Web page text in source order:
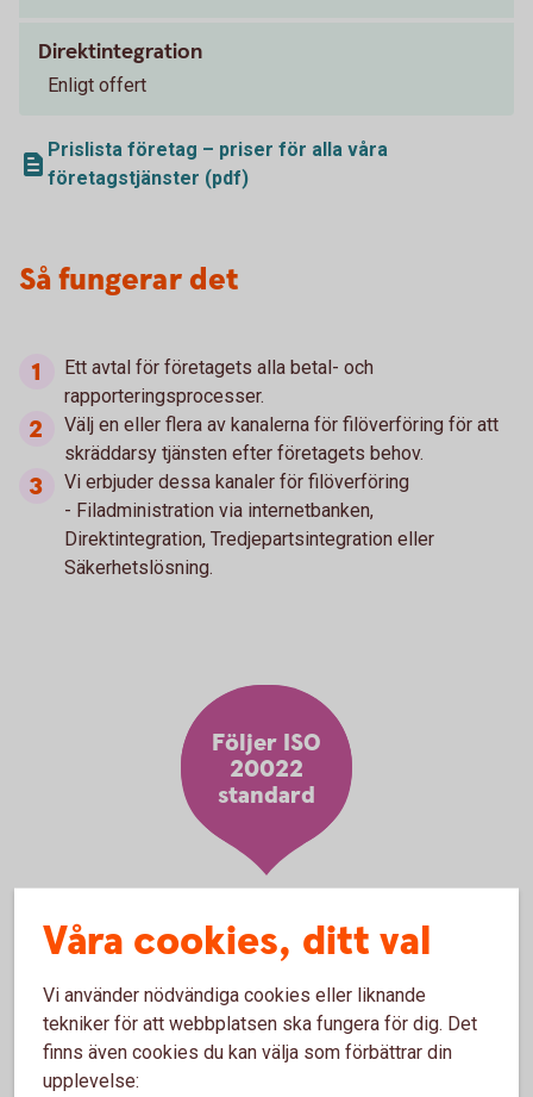
Direktintegration
Enligt offert
Prislista företag – priser för alla våra
företagstjänster (pdf)
Så fungerar det
Ett avtal för företagets alla betal- och
rapporteringsprocesser.
Välj en eller flera av kanalerna för filöverföring för att
skräddarsy tjänsten efter företagets behov.
Vi erbjuder dessa kanaler för filöverföring
- Filadministration via internetbanken,
Direktintegration, Tredjepartsintegration eller
Säkerhetslösning.
Följer ISO
20022
standard
Kanaler för filöverföring
Filadministration internetbanken
Våra cookies, ditt val
Vi använder nödvändiga cookies eller liknande
tekniker för att webbplatsen ska fungera för dig. Det
finns även cookies du kan välja som förbättrar din
upplevelse: